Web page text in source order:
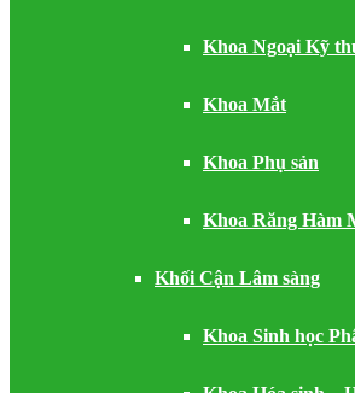
Khoa Ngoại Kỹ
Khoa Mắt
Khoa Phụ sản
Khoa Răng Hàm
Khối Cận Lâm sàng
Khoa Sinh học